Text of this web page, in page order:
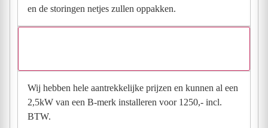
en de storingen netjes zullen oppakken.
Wij hebben hele aantrekkelijke prijzen en kunnen al een
2,5kW van een B-merk installeren voor 1250,- incl.
BTW.